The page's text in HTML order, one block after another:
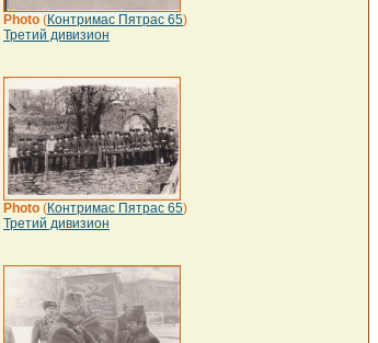
Photo (Контримас Пятрас 65)
Третий дивизион
Photo (Контримас Пятрас 65)
Третий дивизион